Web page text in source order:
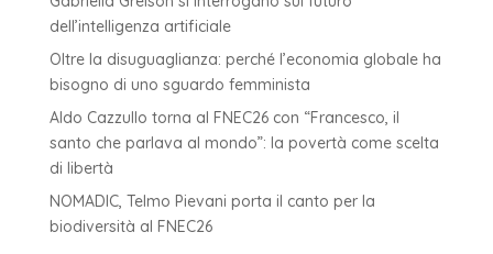
dell’intelligenza artificiale
Oltre la disuguaglianza: perché l’economia globale ha
bisogno di uno sguardo femminista
Aldo Cazzullo torna al FNEC26 con “Francesco, il
santo che parlava al mondo”: la povertà come scelta
di libertà
NOMADIC, Telmo Pievani porta il canto per la
biodiversità al FNEC26